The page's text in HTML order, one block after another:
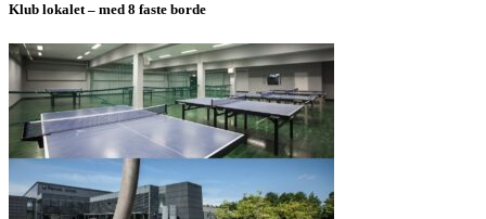
Klub lokalet – med 8 faste borde